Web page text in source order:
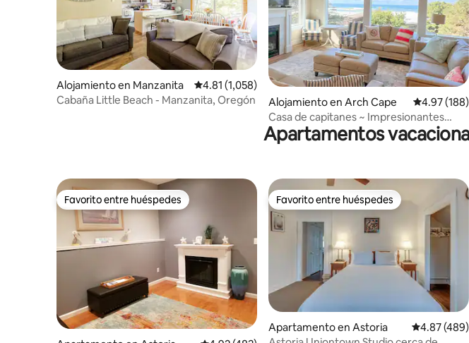
Alojamiento en Manzanita Calificación promedio: 4.81 de 5, 1,058 reseñas
4.81 (1,058)
Cabaña Little Beach - Manzanita, Oregón
Alojamiento en Arch Cape
4.97 (188)
Casa de capitanes ~ Impresionantes
vistas a 2 minutos a pie de la playa
Apartamentos
Favorito entre huéspedes
Favorito entre huéspedes Favorito entre huéspedes
Favorito entre huéspedes
Apartamento en Astoria
4.87 (489)